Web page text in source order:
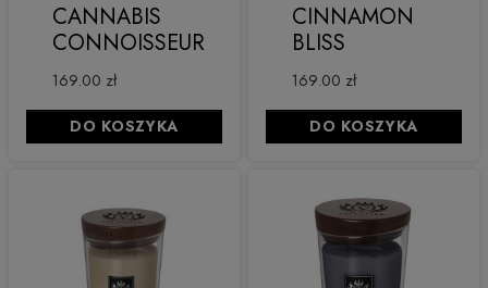
CANNABIS
CONNOISSEUR
169.00 zł
DO KOSZYKA
CINNAMON
BLISS
169.00 zł
DO KOSZYKA